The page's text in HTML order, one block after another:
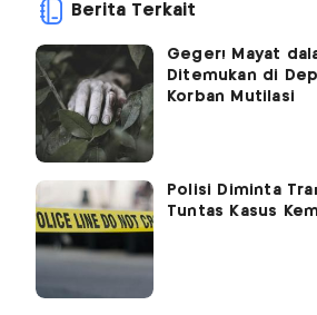
Berita Terkait
Geger! Mayat
Ditemukan di
Korban Mutilasi
Polisi Diminta
Tuntas Kasus